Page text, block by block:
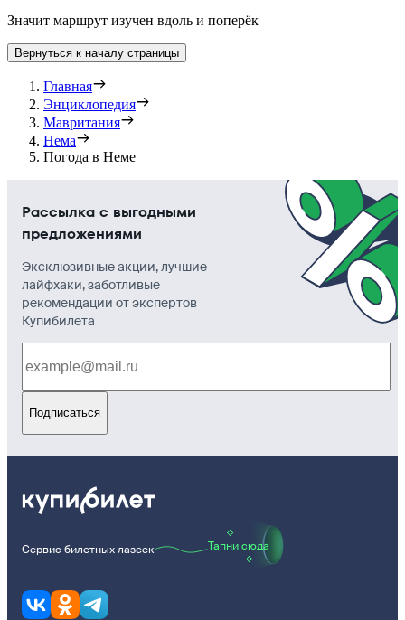
Значит маршрут изучен вдоль и поперёк
Вернуться к началу страницы
Главная
Энциклопедия
Мавритания
Нема
Погода в Неме
Рассылка с выгодными
предложениями
Эксклюзивные акции, лучшие
лайфхаки, заботливые
рекомендации от экспертов
Купибилета
Подписаться
Сервис билетных лазеек Тапни сюда